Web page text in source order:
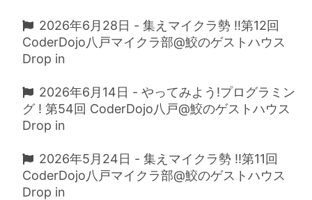
2026年6月28日 - 集えマイクラ勢 !!第12回
CoderDojo八戸マイクラ部@鮫のゲストハウス
Drop in
2026年6月14日 - やってみよう!プログラミン
グ ! 第54回 CoderDojo八戸@鮫のゲストハウス
Drop in
2026年5月24日 - 集えマイクラ勢 !!第11回
CoderDojo八戸マイクラ部@鮫のゲストハウス
Drop in